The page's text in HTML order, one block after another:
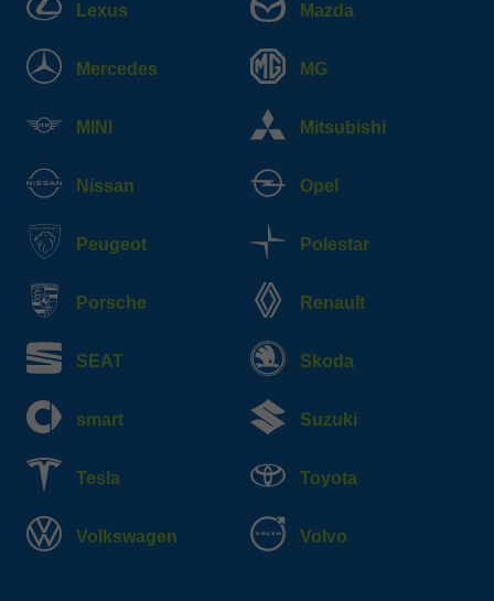
Lexus Mazda
Mercedes MG
MINI Mitsubishi
Nissan Opel
Peugeot Polestar
Porsche Renault
SEAT Skoda
smart Suzuki
Tesla Toyota
Volkswagen Volvo